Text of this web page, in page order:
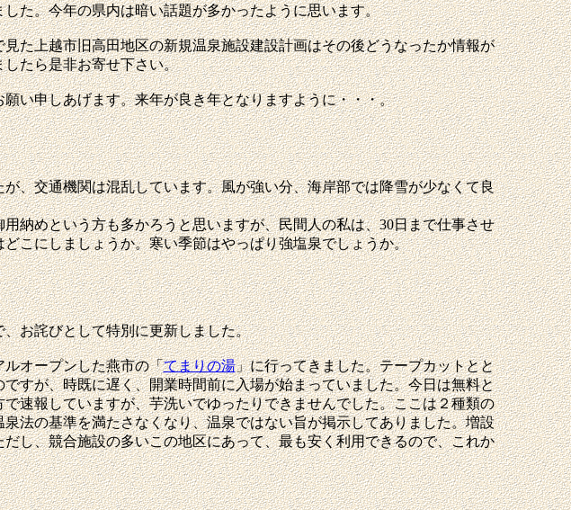
た。今年の県内は暗い話題が多かったように思います。
上越市旧高田地区の新規温泉施設建設計画はその後どうなったか情報が
たら是非お寄せ下さい。
い申しあげます。来年が良き年となりますように・・・。
交通機関は混乱しています。風が強い分、海岸部では降雪が少なくて良
めという方も多かろうと思いますが、民間人の私は、30日まで仕事させ
こにしましょうか。寒い季節はやっぱり強塩泉でしょうか。
お詫びとして特別に更新しました。
オープンした燕市の「てまりの湯」に行ってきました。テープカットとと
すが、時既に遅く、開業時間前に入場が始まっていました。今日は無料と
で速報していますが、芋洗いでゆったりできませんでした。ここは２種類の
法の基準を満たさなくなり、温泉ではない旨が掲示してありました。増設
し、競合施設の多いこの地区にあって、最も安く利用できるので、これか